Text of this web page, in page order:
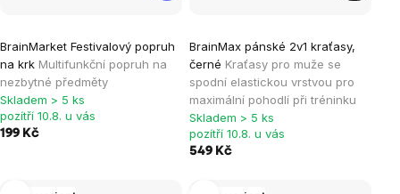
BrainMarket Festivalový popruh
na krk Multifunkční popruh na
nezbytné předměty
Skladem > 5 ks
pozítří 10.8. u vás
199 Kč
BrainMax pánské 2v1 kraťasy,
černé Kraťasy pro muže se
spodní elastickou vrstvou pro
maximální pohodlí při tréninku
hodnocení
produktu
je
5,0
z
Skladem > 5 ks
pozítří 10.8. u vás
549 Kč